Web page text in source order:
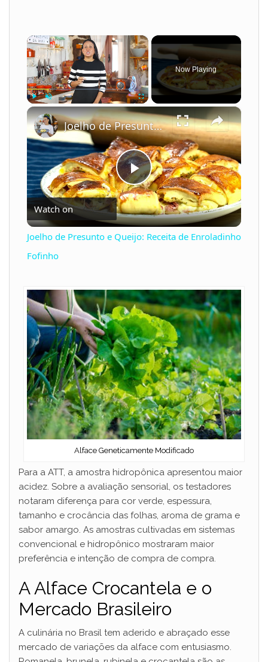
×
Now Playing
×
P
l
y
V
i
d
e
o
Joelho de Presunto e Queijo: Receita de Enroladinho Fofinho
Watch on
Joelho de Presunto e Queijo: Receita de Enroladinho
Fofinho
Alface Geneticamente Modificado
Para a ATT, a amostra hidropônica apresentou maior
acidez. Sobre a avaliação sensorial, os testadores
notaram diferença para cor verde, espessura,
tamanho e crocância das folhas, aroma de grama e
sabor amargo. As amostras cultivadas em sistemas
convencional e hidropônico mostraram maior
preferência e intenção de compra de compra.
A Alface Crocantela e o
Mercado Brasileiro
A culinária no Brasil tem aderido e abraçado esse
mercado de variações da alface com entusiasmo.